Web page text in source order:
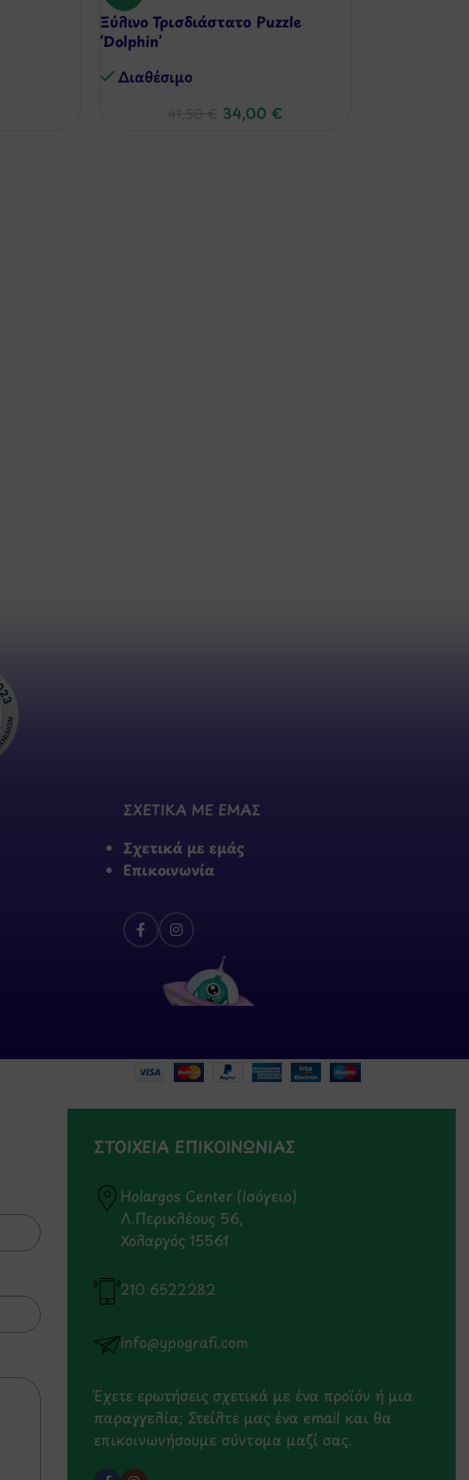
Ξύλινο Τρισδιάστατο Puzzle
‘Dolphin’
Διαθέσιμo
34,00€
ΣΧΕΤΙΚΑ ΜΕ ΕΜΑΣ
Σχετικά με εμάς
Επικοινωνία
ΣΤΟΙΧΕΙΑ ΕΠΙΚΟΙΝΩΝΙΑΣ
Holargos Center (Ισόγειο)
Λ.Περικλέους 56,
Χολαργός 15561
210 6522282
info@ypografi.com
Έχετε ερωτήσεις σχετικά με ένα προϊόν ή μια
παραγγελία; Στείλτε μας ένα email και θα
επικοινωνήσουμε σύντομα μαζί σας.